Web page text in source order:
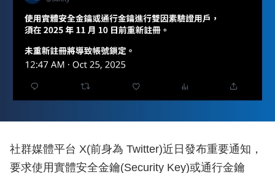
社群媒體平台 X(前身為 Twitter)近日發布重要通知，
要求使用實體安全金鑰(Security Key)或通行金鑰